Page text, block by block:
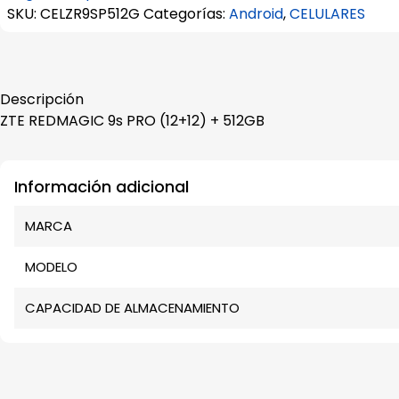
SKU: CELZR9SP512G Categorías: Android,CELULARES
Descripción
ZTE REDMAGIC 9s PRO (12+12) + 512GB
Información adicional
MARCA
MODELO
CAPACIDAD DE ALMACENAMIENTO